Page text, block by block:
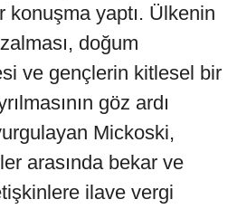
konuşma yaptı. Ülkenin
doğum
ve gençlerin kitlesel bir
göz ardı
Mickoski,
arasında bekar ve
ilave vergi